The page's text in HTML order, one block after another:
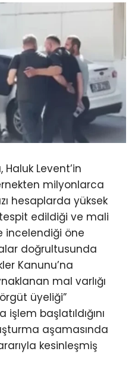
Levent’in
milyonlarca
hesaplarda yüksek
edildiği ve mali
incelendiği öne
doğrultusunda
Kanunu’na
mal varlığı
üyeliği”
başlatıldığını
aşamasında
kesinleşmiş